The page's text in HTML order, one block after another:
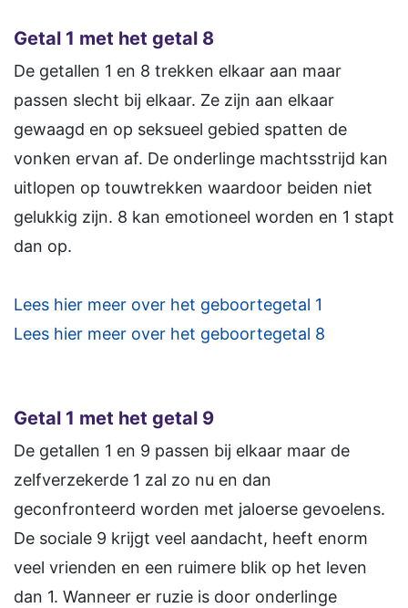
Getal 1 met het getal 8
De getallen 1 en 8 trekken elkaar aan maar
passen slecht bij elkaar. Ze zijn aan elkaar
gewaagd en op seksueel gebied spatten de
vonken ervan af. De onderlinge machtsstrijd kan
uitlopen op touwtrekken waardoor beiden niet
gelukkig zijn. 8 kan emotioneel worden en 1 stapt
dan op.
Lees hier meer over het geboortegetal 1
Lees hier meer over het geboortegetal 8
Getal 1 met het getal 9
De getallen 1 en 9 passen bij elkaar maar de
zelfverzekerde 1 zal zo nu en dan
geconfronteerd worden met jaloerse gevoelens.
De sociale 9 krijgt veel aandacht, heeft enorm
veel vrienden en een ruimere blik op het leven
dan 1. Wanneer er ruzie is door onderlinge